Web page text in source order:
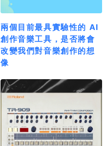
兩個目前最具實驗性的 AI
創作音樂工具，是否將會
改變我們對音樂創作的想
像